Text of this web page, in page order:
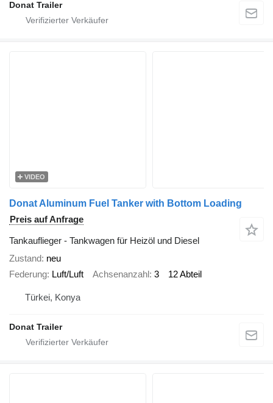
Donat Trailer
VIDEO
Donat Aluminum Fuel Tanker with Bottom Loading
Preis auf Anfrage
Tankauflieger - Tankwagen für Heizöl und Diesel
Zustand neu
Federung Luft/Luft Achsenanzahl 3 12 Abteil
Türkei, Konya
Donat Trailer